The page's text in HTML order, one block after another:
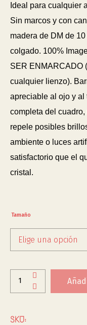
Ideal para cualquier
Sin marcos y con
madera de DM de
colgado. 100%
SER ENMARCADO
cualquier lienzo).
apreciable al ojo y al
completa del
repele posibles
ambiente o luces
satisfactorio que el
cristal.
Tamaño
Elige una opción
SKU: